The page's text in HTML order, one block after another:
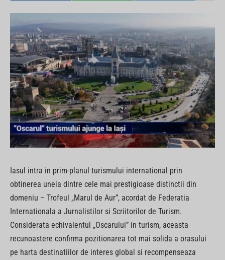
Iasul intra in prim-planul turismului international prin
obtinerea uneia dintre cele mai prestigioase distinctii din
domeniu – Trofeul „Marul de Aur”, acordat de Federatia
Internationala a Jurnalistilor si Scriitorilor de Turism.
Considerata echivalentul „Oscarului” in turism, aceasta
recunoastere confirma pozitionarea tot mai solida a orasului
pe harta destinatiilor de interes global si recompenseaza